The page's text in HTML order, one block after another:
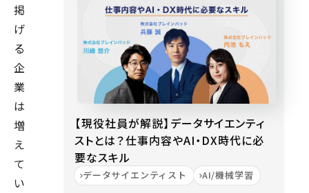
掲
げ
る
企
業
は
増
え
て
い
【現役社員が解説】データサイエンティ
ストとは？仕事内容やAI・DX時代に必
要なスキル
データサイエンティスト AI/機械学習